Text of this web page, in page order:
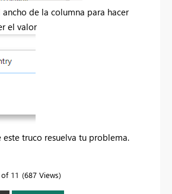
de la columna para hacer
el valor
este truco resuelva tu problema.
of 11 687 Views